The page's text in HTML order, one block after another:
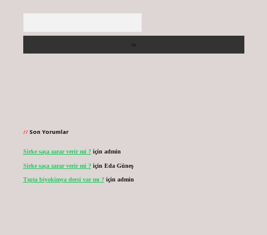
Son Yorumlar
Sirke saça zarar verir mi ?için admin
Sirke saça zarar verir mi ?için Eda Güneş
Tıpta biyokimya dersi var mı ?için admin